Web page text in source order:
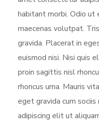
habitant morbi. Odio
maecenas volutpat.
gravida. Placerat in
euismod nisi. Nisi quis
proin sagittis nisl
rhoncus urna. Mauris
eget gravida cum
adipiscing elit ut